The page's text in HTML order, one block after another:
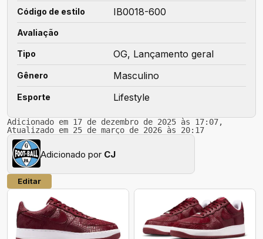
Código de estilo IB0018-600
Avaliação
Tipo OG, Lançamento geral
Gênero Masculino
Esporte Lifestyle
Adicionado em 17 de dezembro de 2025 às 17:07,
Atualizado em 25 de março de 2026 às 20:17
Adicionado por CJ
Editar